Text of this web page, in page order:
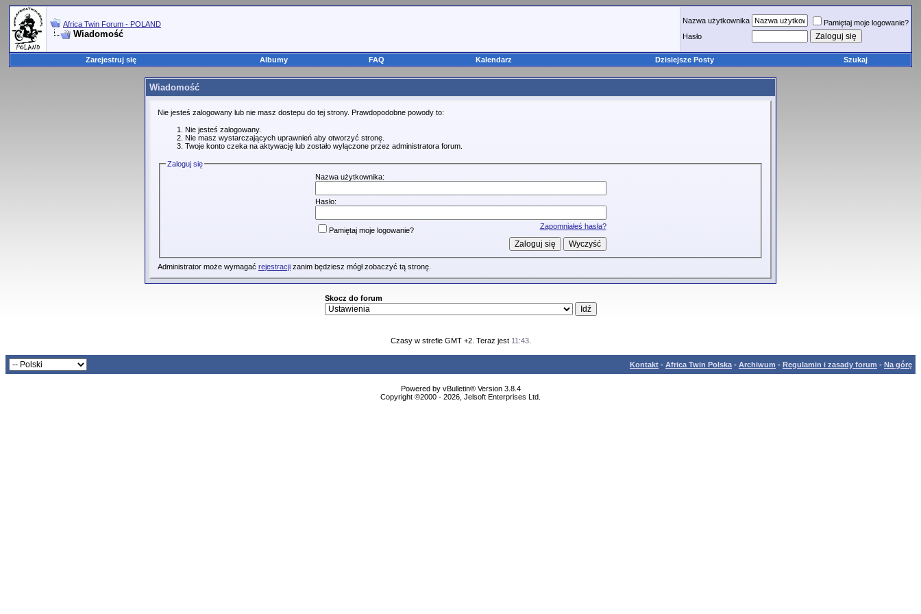
Africa Twin Forum - POLAND
Wiadomość
Nazwa użytkownika
Pamiętaj moje logowanie?
Hasło
Zarejestruj się Albumy FAQ Kalendarz Dzisiejsze Posty Szukaj
Wiadomość
Nie jesteś zalogowany lub nie masz dostepu do tej strony. Prawdopodobne powody to:
Nie jesteś zalogowany.
Nie masz wystarczających uprawnień aby otworzyć stronę.
Twoje konto czeka na aktywację lub zostało wyłączone przez administratora forum.
Zaloguj się
Nazwa użytkownika:
Hasło:
Zapomniałeś hasła?
Pamiętaj moje logowanie?
Administrator może wymagać rejestracji zanim będziesz mógł zobaczyć tą stronę.
Skocz do forum
Czasy w strefie GMT +2. Teraz jest 11:43.
Kontakt - Africa Twin Polska - Archiwum - Regulamin i zasady forum - Na górę
Powered by vBulletin® Version 3.8.4
Copyright ©2000 - 2026, Jelsoft Enterprises Ltd.